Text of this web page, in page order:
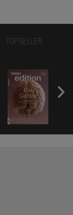
TOPSELLER